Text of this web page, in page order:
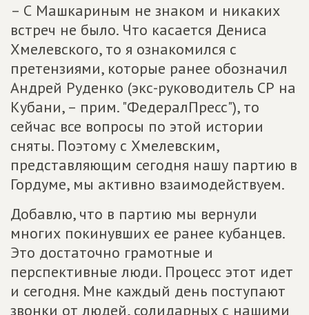
– С Машкариным не знаком и никаких
встреч не было. Что касается Дениса
Хмелевского, то я ознакомился с
претензиями, которые ранее обозначил
Андрей Руденко (экс-руководитель СР на
Кубани, – прим. "ФедералПресс"), то
сейчас все вопросы по этой истории
сняты. Поэтому с Хмелевским,
представляющим сегодня нашу партию в
Гордуме, мы активно взаимодействуем.
Добавлю, что в партию мы вернули
многих покинувших ее ранее кубанцев.
Это достаточно грамотные и
перспективные люди. Процесс этот идет
и сегодня. Мне каждый день поступают
звонки от людей, солидарных с нашими